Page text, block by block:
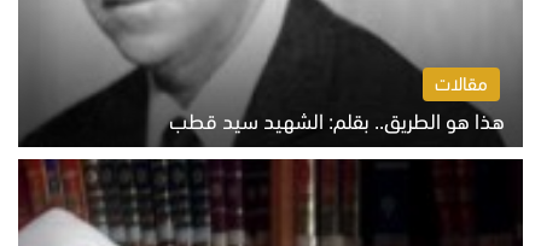
مقالات
هذا هو الطريق.. بقلم: الشهيد سيد قطب
الخميس 6 أغسطس 2026 10:52 ص